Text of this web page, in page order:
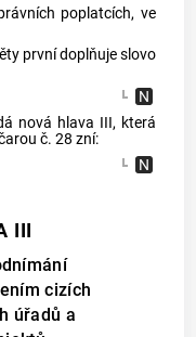
poplatcích, ve
první doplňuje slovo
nová hlava III, která
č. 28 zní:
III
cizích
úřadů a